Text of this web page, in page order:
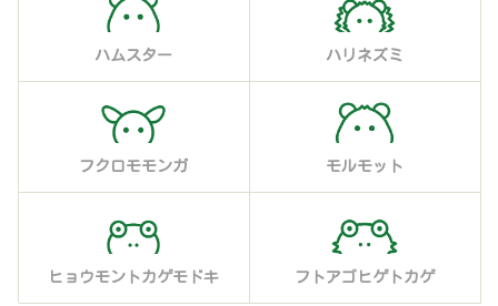
ハムスター ハリネズミ
フクロモモンガ モルモット
ヒョウモントカゲモドキ フトアゴヒゲトカゲ